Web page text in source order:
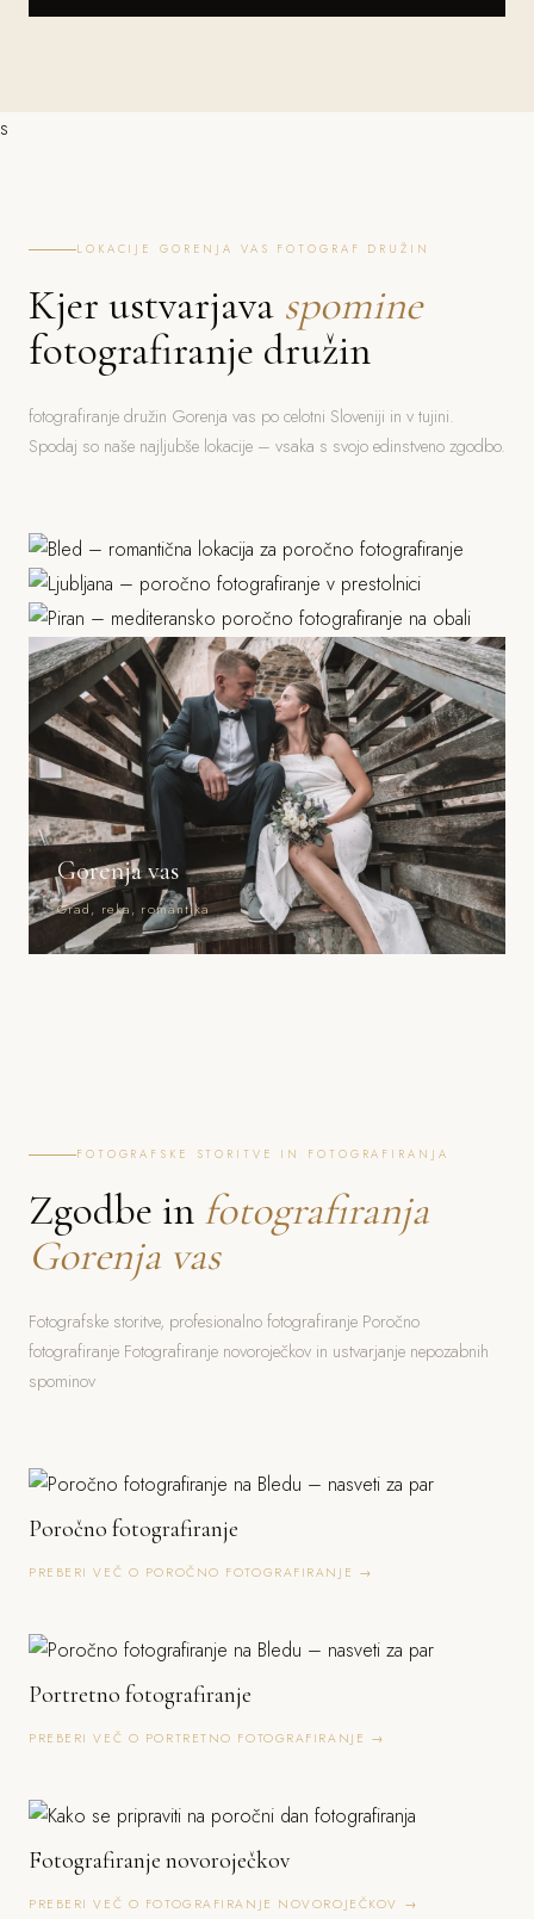
s
LOKACIJE GORENJA VAS FOTOGRAF DRUŽIN
Kjer ustvarjava spomine
fotografiranje družin
fotografiranje družin Gorenja vas po celotni Sloveniji in v tujini.
Spodaj so naše najljubše lokacije – vsaka s svojo edinstveno zgodbo.
Grad, stara mesta, parki
Piran
Morje, mediteranska arhitektura
Gorenja vas
Grad, reka, romantika
FOTOGRAFSKE STORITVE IN FOTOGRAFIRANJA
Zgodbe in fotografiranja
Gorenja vas
Fotografske storitve, profesionalno fotografiranje Poročno
fotografiranje Fotografiranje novoroječkov in ustvarjanje nepozabnih
spominov
Poročno fotografiranje
PREBERI VEČ O POROČNO FOTOGRAFIRANJE →
Portretno fotografiranje
PREBERI VEČ O PORTRETNO FOTOGRAFIRANJE →
Fotografiranje novoroječkov
PREBERI VEČ O FOTOGRAFIRANJE NOVOROJEČKOV →